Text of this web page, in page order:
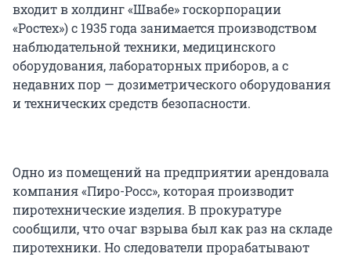
входит в холдинг «Швабе» госкорпорации
«Ростех») с 1935 года занимается производством
наблюдательной техники, медицинского
оборудования, лабораторных приборов, а с
недавних пор — дозиметрического оборудования
и технических средств безопасности.
Одно из помещений на предприятии арендовала
компания «Пиро-Росс», которая производит
пиротехнические изделия. В прокуратуре
сообщили, что очаг взрыва был как раз на складе
пиротехники. Но следователи прорабатывают